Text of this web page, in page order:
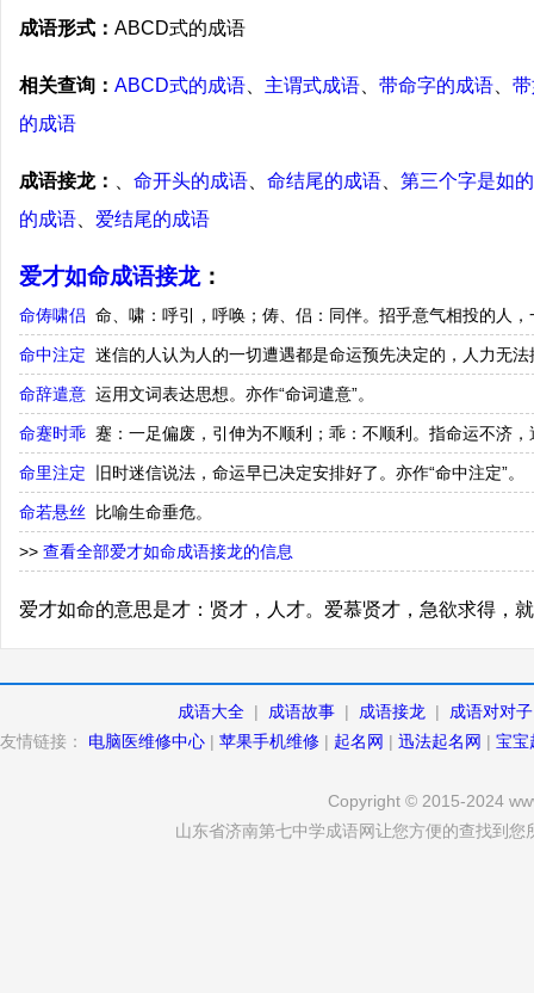
成语形式： ABCD式的成语
相关查询： ABCD式的成语 主谓式成语 带命字的成语
的成语
成语接龙： 命开头的成语 命结尾的成语
第三个字是如
的成语
爱结尾的成语
爱才如命成语接龙：
命俦啸侣 命、啸：呼引，呼唤；俦、侣：同伴。招乎意气相投的人
命中注定 迷信的人认为人的一切遭遇都是命运预先决定的，人力无法
命辞遣意 运用文词表达思想。亦作“命词遣意”。
命蹇时乖 蹇：一足偏废，引伸为不顺利；乖：不顺利。指命运不济
命里注定 旧时迷信说法，命运早已决定安排好了。亦作“命中注定”。
命若悬丝 比喻生命垂危。
>> 查看全部爱才如命成语接龙的信息
爱才如命的意思是才：贤才，人才。爱慕贤才，急欲求得，
成语大全 | 成语故事 | 成语接龙 |
成语对对子
友情链接：
电脑医维修中心 | 苹果手机维修 | 起名网 | 迅法起名网 | 宝宝
Copyright © 2015-2024
山东省济南第七中学成语网让您方便的查找到您